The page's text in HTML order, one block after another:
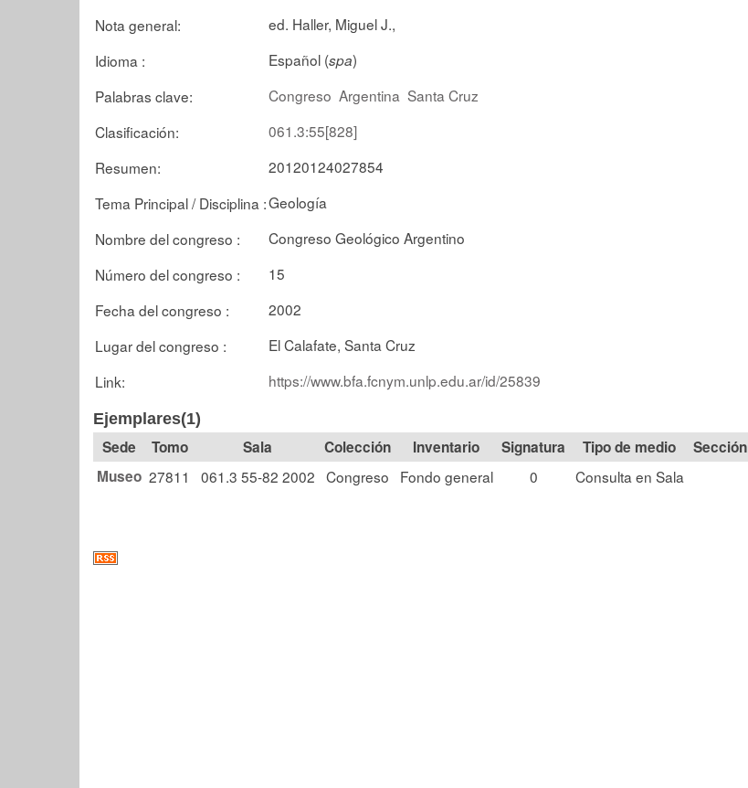
Nota general:
ed. Haller, Miguel J.,
Idioma :
Español (spa)
Palabras clave:
Congreso Argentina Santa Cruz
Clasificación:
061.3:55[828]
Resumen:
20120124027854
Tema Principal / Disciplina :Geología
Nombre del congreso :
Congreso Geológico Argentino
Número del congreso :
15
Fecha del congreso :
2002
Lugar del congreso :
El Calafate, Santa Cruz
Link:
https://www.bfa.fcnym.unlp.edu.ar/id/25839
Ejemplares(1)
Tomo Sala Colección Signatura Tipo de medio Sección
Museo 27811 061.3 55-82 2002 Congreso Fondo general 0 Consulta en Sala